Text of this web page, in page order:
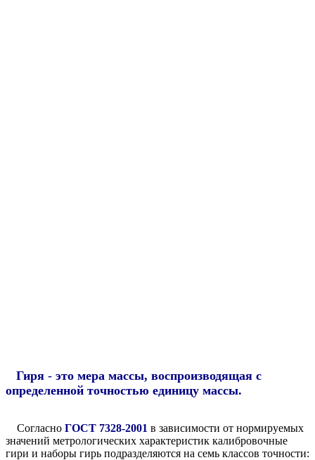
Гиря - это мера массы, воспроизводящая с
определенной точностью единицу массы.
Согласно ГОСТ 7328-2001 в зависимости от нормируемых
значений метрологических характеристик калибровочные
гири и наборы гирь подразделяются на семь классов точности: